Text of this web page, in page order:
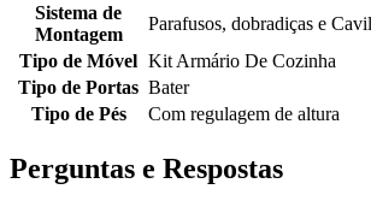
Sistema de
Montagem
Parafusos, dobradiças e
Tipo de Móvel Kit Armário De Cozinha
Tipo de Portas Bater
Tipo de Pés
Com regulagem de altura
Perguntas e Respostas